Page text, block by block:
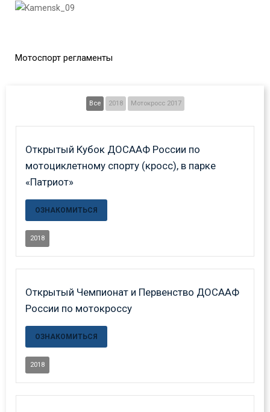
Мотоспорт регламенты
Все 2018 Мотокросс 2017
Открытый Кубок ДОСААФ России по
мотоциклетному спорту (кросс), в парке
«Патриот»
ОЗНАКОМИТЬСЯ
2018
Открытый Чемпионат и Первенство ДОСААФ
России по мотокроссу
ОЗНАКОМИТЬСЯ
2018